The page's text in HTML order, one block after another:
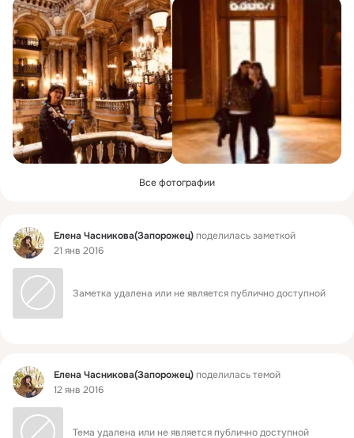
Все фотографии
Фид Елена Часникова(Запорожец)поделилась заметкой
21 янв 2016
Заметка удалена или не является публично доступной
Фид Елена Часникова(Запорожец)поделилась темой
12 янв 2016
Тема удалена или не является публично доступной